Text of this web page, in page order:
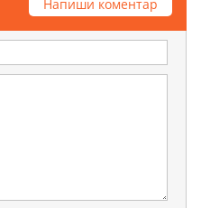
Напиши коментар